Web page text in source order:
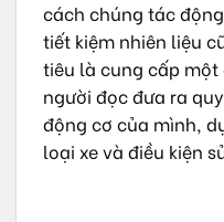
cách chúng tác
tiết kiệm nhiên liệu
tiêu là cung cấp
người đọc đưa ra
động cơ của mình,
loại xe và điều kiện